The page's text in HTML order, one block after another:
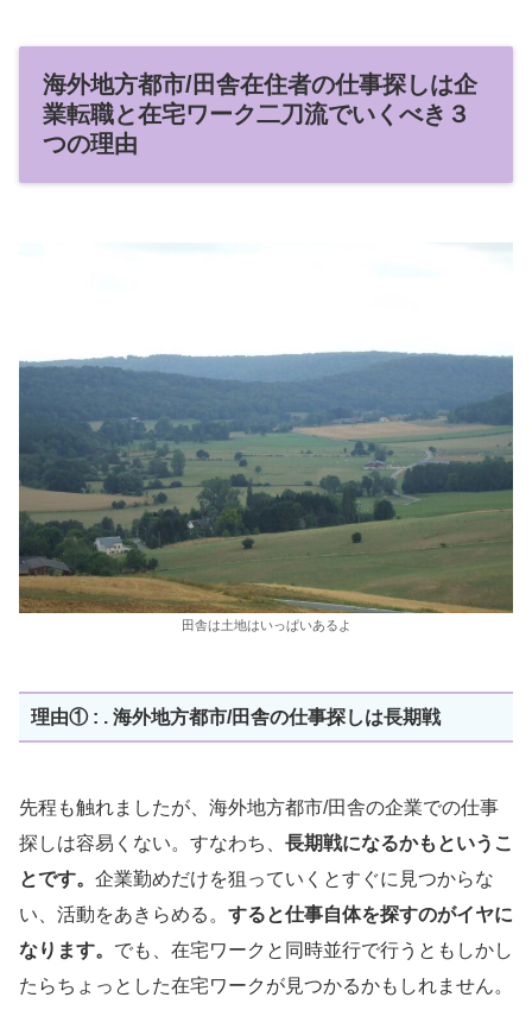
海外地方都市/田舎在住者の仕事探しは企
業転職と在宅ワーク二刀流でいくべき３
つの理由
田舎は土地はいっぱいあるよ
理由① : . 海外地方都市/田舎の仕事探しは長期戦
先程も触れましたが、海外地方都市/田舎の企業での仕事
探しは容易くない。すなわち、 長期戦になるかもというこ
とです。 企業勤めだけを狙っていくとすぐに見つからな
い、活動をあきらめる。 すると仕事自体を探すのがイヤに
なります。 でも、在宅ワークと同時並行で行うともしかし
たらちょっとした在宅ワークが見つかるかもしれません。